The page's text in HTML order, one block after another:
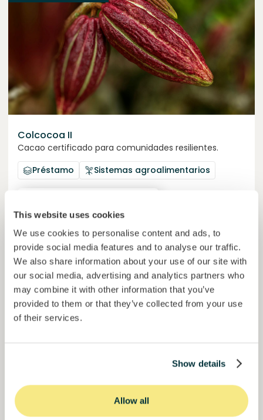
This website uses cookies
We use cookies to personalise content and ads, to
provide social media features and to analyse our traffic.
We also share information about your use of our site with
our social media, advertising and analytics partners who
may combine it with other information that you’ve
provided to them or that they’ve collected from your use
of their services.
Show details
Allow all
Colcocoa II
Cacao certificado para comunidades resilientes.
Préstamo
Sistemas agroalimentarios
interés anual
Reservado = 15000€
Ya más de la mitad financiado. No te lo pierdas. del objetivo
Manizales 30000000€